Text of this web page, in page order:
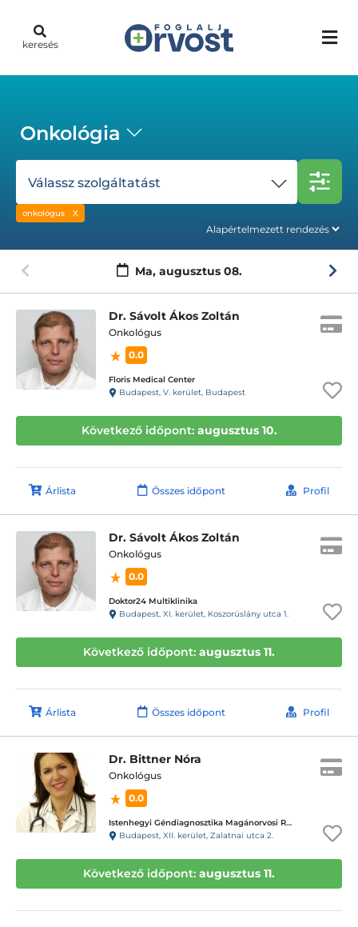
keresés
Onkológia
Válassz szolgáltatást
onkológus
Ma, augusztus 08.
Dr. Sávolt Ákos Zoltán
Onkológus
0.0
Floris Medical Center
Budapest, V. kerület, Budapest
Következő időpont: augusztus 10.
Árlista Összes időpont Profil
Dr. Sávolt Ákos Zoltán
Onkológus
0.0
Doktor24 Multiklinika
Budapest, XI. kerület, Koszorúslány utca 1.
Következő időpont: augusztus 11.
Árlista Összes időpont Profil
Dr. Bittner Nóra
Onkológus
0.0
Istenhegyi Géndiagnosztika Magánorvosi Rendelő
Budapest, XII. kerület, Zalatnai utca 2.
Következő időpont: augusztus 11.